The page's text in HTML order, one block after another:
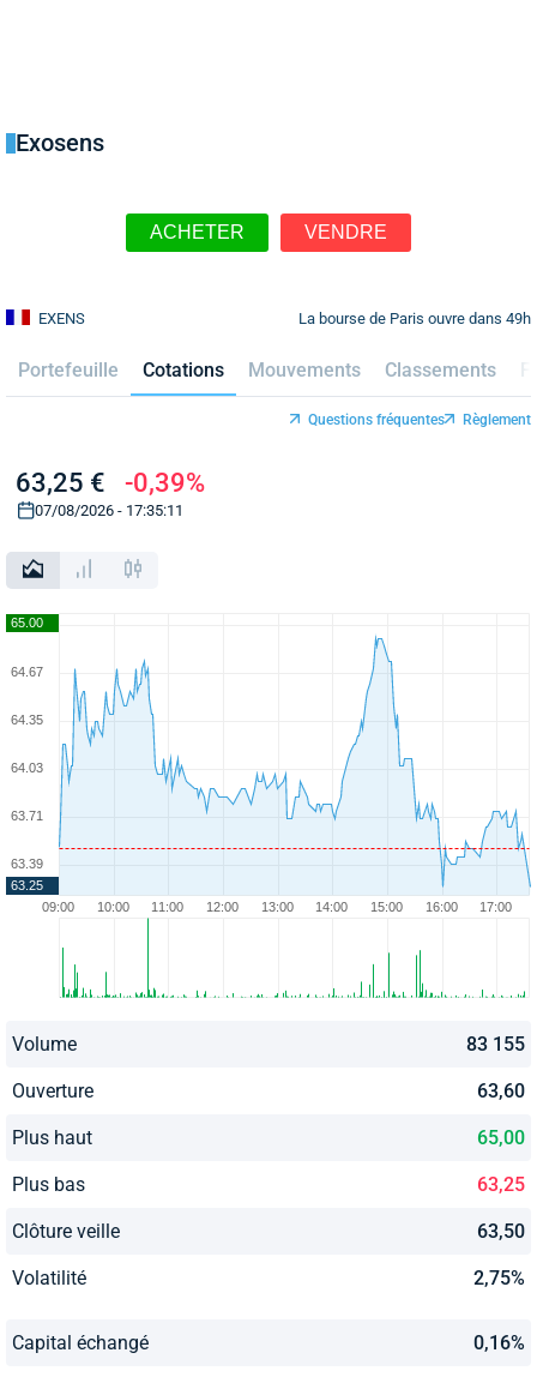
Exosens
ACHETER VENDRE
La bourse de Paris ouvre dans 49h
EXENS
Portefeuille Cotations Mouvements Classements
Questions fréquentes Règlement
63,25 € -0,39%
07/08/2026 - 17:35:11
Volume 83 155
Ouverture 63,60
Plus haut 65,00
Plus bas 63,25
Clôture veille 63,50
Volatilité 2,75%
Capital échangé 0,16%